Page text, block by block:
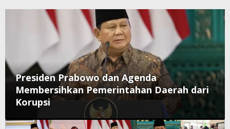
Presiden Prabowo dan Agenda
Membersihkan Pemerintahan Daerah dari
Korupsi